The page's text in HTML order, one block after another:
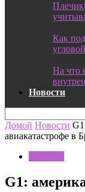
Как
На что
Новости
Домой Новости
авиакатастрофе в
G1: